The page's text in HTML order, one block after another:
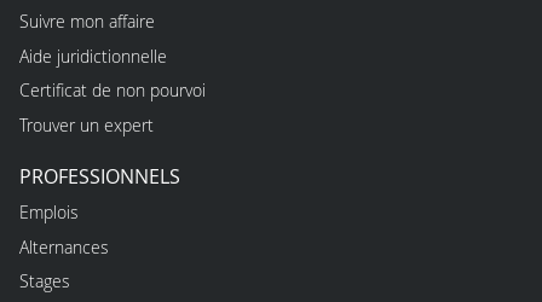
Suivre mon affaire
Aide juridictionnelle
Certificat de non pourvoi
Trouver un expert
PROFESSIONNELS
Emplois
Alternances
Stages